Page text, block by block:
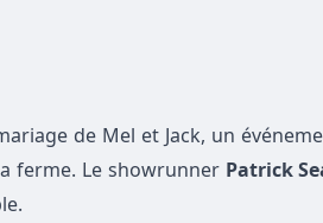
de Mel et Jack, un
ferme. Le showrunner Patrick